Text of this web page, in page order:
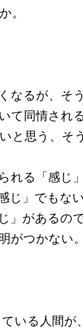
。
なるが、そ
て同情され
と思う、そ
れる「感じ
じ」でもな
」があるの
がつかない
いる人間が